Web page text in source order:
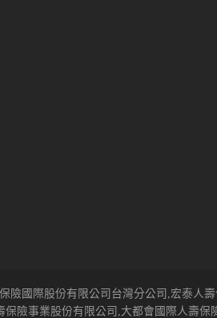
險國際股份有限公司台灣分公司,宏泰人壽
險事業股份有限公司,大都會國際人壽保